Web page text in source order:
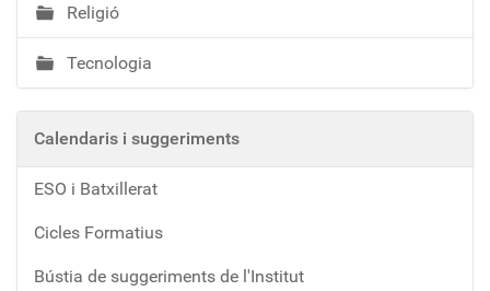
Religió
Tecnologia
Calendaris i suggeriments
ESO i Batxillerat
Cicles Formatius
Bústia de suggeriments de l'Institut